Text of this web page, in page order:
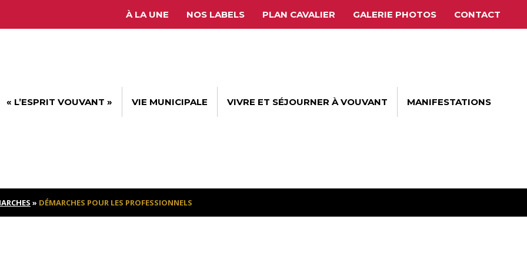
À LA UNE NOS LABELS PLAN CAVALIER GALERIE PHOTOS CONTACT
« L’ESPRIT VOUVANT » VIE MUNICIPALE VIVRE ET SÉJOURNER À VOUVANT MANIFESTATIONS
» DÉMARCHES POUR LES PROFESSIONNELS